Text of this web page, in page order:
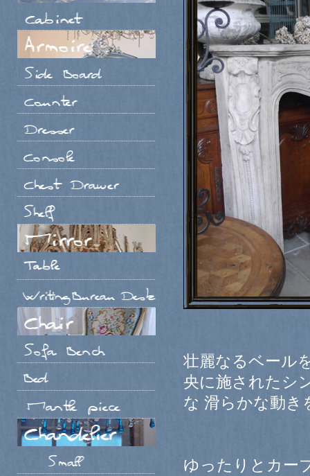
壮麗なるベール
央に施されたシ
な 滑らかな動き
ゆったりとカー